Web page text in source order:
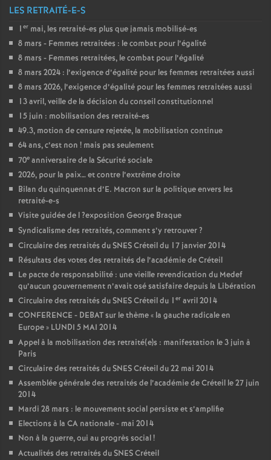
LES RETRAITÉ-E-S
1 er mai, les retraité-es plus que jamais mobilisé-es
8 mars - Femmes retraitées : le combat pour l’égalité
8 mars - Femmes retraitées, le combat pour l’égalité
8 mars 2024 : l’exigence d’égalité pour les femmes retraitées aussi
8 mars 2026, l’exigence d’égalité pour les femmes retraitées aussi
13 avril, veille de la décision du conseil constitutionnel
15 juin : mobilisation des retraité-es
49.3, motion de censure rejetée, la mobilisation continue
64 ans, c’est non ! mais pas seulement
70e anniversaire de la Sécurité sociale
2026, pour la paix… et contre l’extrême droite
Bilan du quinquennat d’E. Macron sur la politique envers les
retraité-e-s
Visite guidée de l?exposition George Braque
Syndicalisme des retraités, comment s’y retrouver?
Circulaire des retraités duSNESCréteil du 17 janvier 2014
Résultats des votes des retraités de l’académie de Créteil
Le pacte de responsabilité : une vieille revendication du Medef
qu’aucun gouvernement n’avait osé satisfaire depuis la Libération
Circulaire des retraités duSNESCréteil du 1 er avril 2014
CONFERENCE - DEBATsur le thème « la gauche radicale en
Europe» LUNDI 5 MAI 2014
Appel à la mobilisation des retraité(e)s : manifestation le 3 juin à
Paris
Circulaire des retraités duSNESCréteil du 22 mai 2014
Assemblée générale des retraités de l’académie de Créteil le 27 juin
2014
Mardi 28 mars : le mouvement social persiste et s’amplifie
Elections à la CA nationale - mai 2014
Non à la guerre, oui au progrès social!
Actualités des retraités duSNESCréteil